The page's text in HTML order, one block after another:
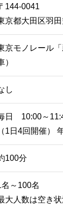
144-0041
京都大田区羽
京モノレール
）
し
日 10:00～
1日4回開催）
100分
名～100名
大人数は空き状